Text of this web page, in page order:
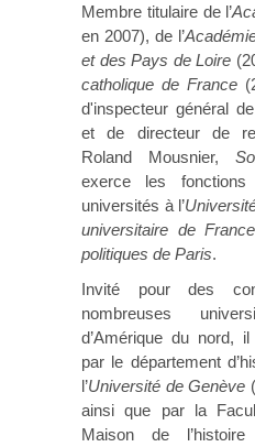
Membre titulaire de l’
en 2007), de l’
et des Pays de Loire
catholique de France
d'inspecteur général de
et de directeur de
Roland Mousnier,
exerce les
universités à l’
universitaire de France
politiques de Paris.
Invité pour des
nombreuses
d’Amérique du nord,
par le département
l’Université de Genève
ainsi que par la
Maison de